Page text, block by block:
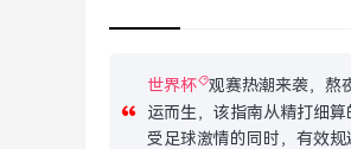
世界杯
观赛热潮来袭，熬
运而生，该指南从精打细
受足球激情的同时，有效规